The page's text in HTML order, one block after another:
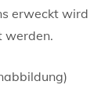
erweckt wird
werden.